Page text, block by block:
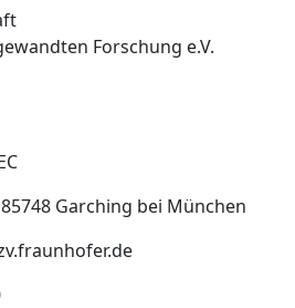
Forschung e.V.
Garching bei München